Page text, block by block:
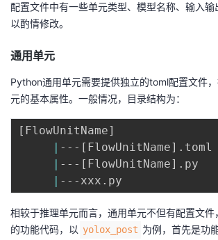
配置文件中有一些单元类型、模型名称、输入
以酌情修改。
通用单元
Python通用单元需要提供独立的toml配置文件
元的基本属性。一般情况，目录结构为：
[ FlowUnitName]
--- [ FlowUnitName] .toml
--- [ FlowUnitName] .py
相较于推理单元而言，通用单元不但有配置文
的功能代码，以 yolox_post 为例，首先是功